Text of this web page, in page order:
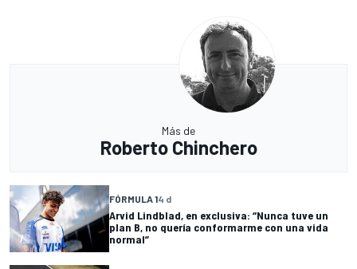
Más de
Roberto Chinchero
FÓRMULA 14 d
Arvid Lindblad, en exclusiva: “Nunca tuve un
plan B, no quería conformarme con una vida
normal”